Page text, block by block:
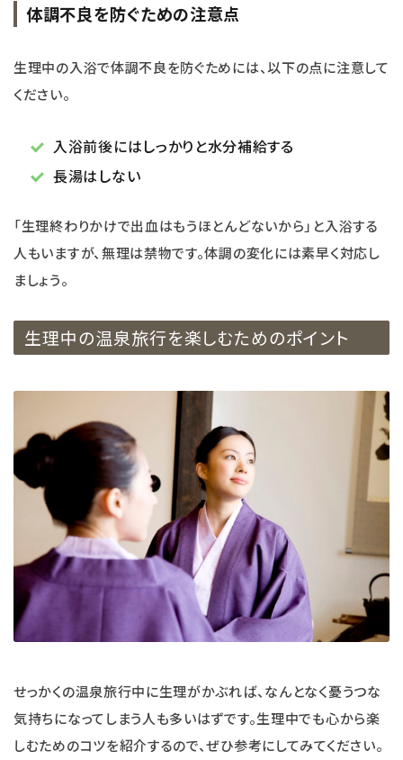
体調不良を防ぐための注意点
生理中の入浴で体調不良を防ぐためには、以下の点に注意して
ください。
入浴前後にはしっかりと水分補給する
長湯はしない
「生理終わりかけで出血はもうほとんどないから」と入浴する
人もいますが、無理は禁物です。体調の変化には素早く対応し
ましょう。
生理中の温泉旅行を楽しむためのポイント
せっかくの温泉旅行中に生理がかぶれば、なんとなく憂うつな
気持ちになってしまう人も多いはずです。生理中でも心から楽
しむためのコツを紹介するので、ぜひ参考にしてみてください。